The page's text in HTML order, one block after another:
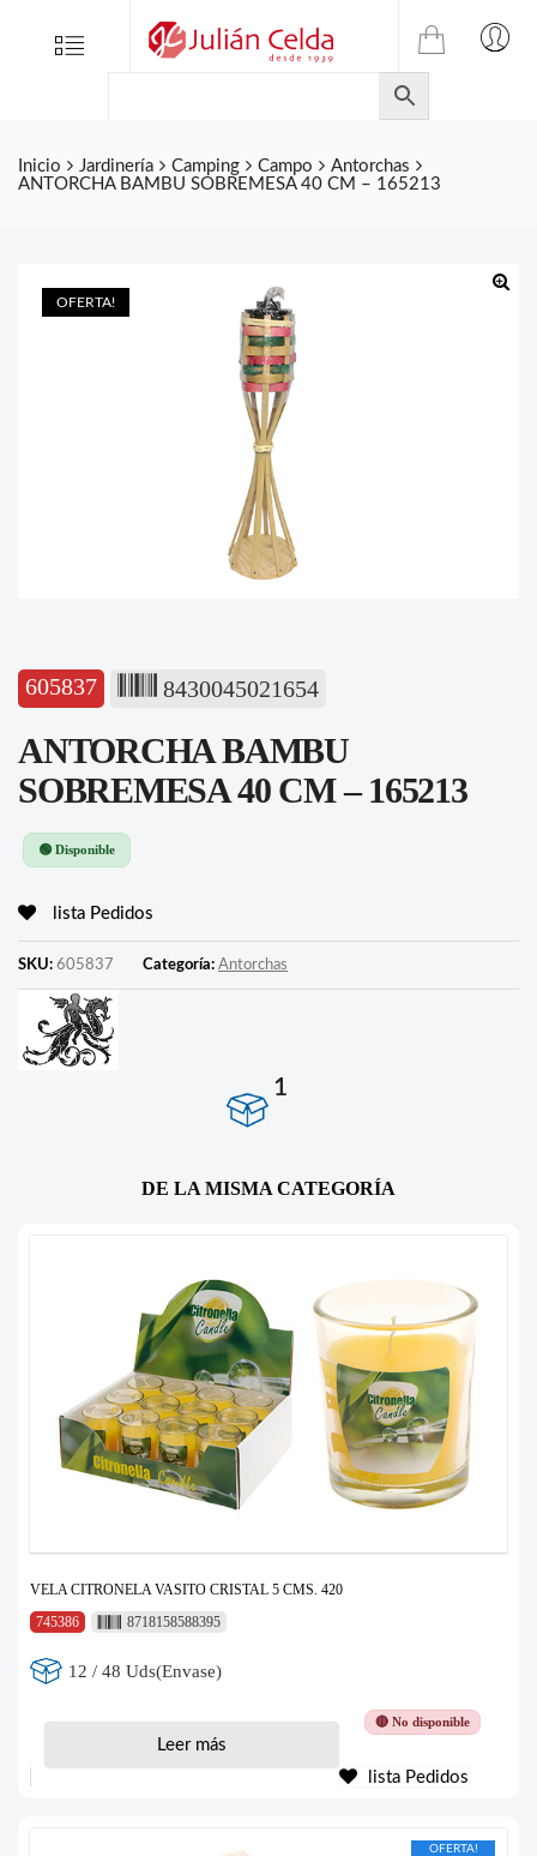
Menu
TIENDA
ONLINE
DE
JULIAN
CELDA
S.L.
Inicio Jardinería Camping Campo
Antorchas
ANTORCHA BAMBU SOBREMESA 40 CM – 165213
OFERTA!
605837 8430045021654
ANTORCHA BAMBU
SOBREMESA 40 CM – 165213
🟢 Disponible
lista Pedidos
SKU: 605837 Categoría: Antorchas
1
DE LA MISMA CATEGORÍA
VELA CITRONELA VASITO CRISTAL 5 CMS. 420
745386
8718158588395
12 / 48 Uds(Envase)
🔴 No disponible
Leer más
lista Pedidos
OFERTA!
Folletos
Contacto